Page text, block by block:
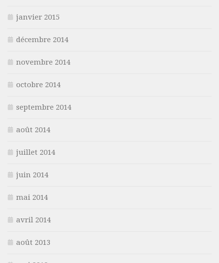
janvier 2015
décembre 2014
novembre 2014
octobre 2014
septembre 2014
août 2014
juillet 2014
juin 2014
mai 2014
avril 2014
août 2013